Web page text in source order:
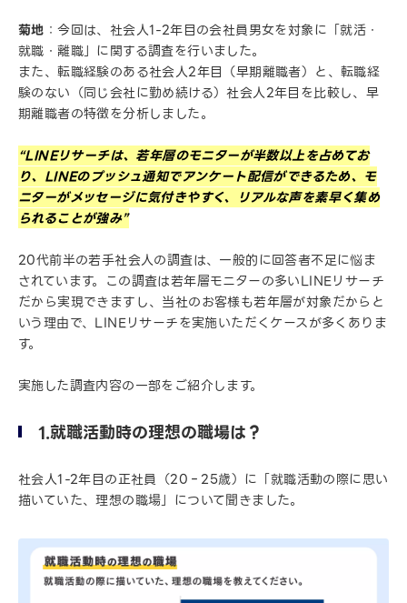
菊地 ：今回は、社会人1-2年目の会社員男女を対象に「就活・
就職・離職」に関する調査を行いました。
また、転職経験のある社会人2年目（早期離職者）と、転職経
験のない（同じ会社に勤め続ける）社会人2年目を比較し、早
期離職者の特徴を分析しました。
“LINEリサーチは、若年層のモニターが半数以上を占めてお
り、LINEのプッシュ通知でアンケート配信ができるため、モ
ニターがメッセージに気付きやすく、リアルな声を素早く集め
られることが強み”
20代前半の若手社会人の調査は、一般的に回答者不足に悩ま
されています。この調査は若年層モニターの多いLINEリサーチ
だから実現できますし、当社のお客様も若年層が対象だからと
いう理由で、LINEリサーチを実施いただくケースが多くありま
す。
実施した調査内容の一部をご紹介します。
1.就職活動時の理想の職場は？
社会人1-2年目の正社員（20‐25歳）に「就職活動の際に思い
描いていた、理想の職場」について聞きました。